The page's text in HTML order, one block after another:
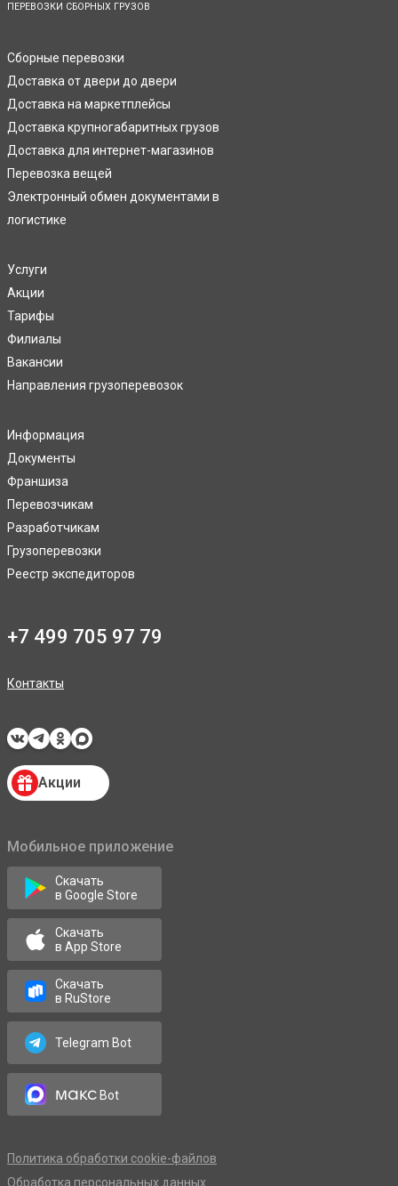
ПЕРЕВОЗКИ СБОРНЫХ ГРУЗОВ
Сборные перевозки
Доставка от двери до двери
Доставка на маркетплейсы
Доставка крупногабаритных грузов
Доставка для интернет-магазинов
Перевозка вещей
Электронный обмен документами в
логистике
Услуги
Акции
Тарифы
Филиалы
Вакансии
Направления грузоперевозок
Информация
Документы
Франшиза
Перевозчикам
Разработчикам
Грузоперевозки
Реестр экспедиторов
+7 499 705 97 79
Контакты
Акции
Мобильное приложение
Скачать
в Google Store
Скачать
в App Store
Скачать
в RuStore
Telegram Bot
максBot
Политика обработки cookie-файлов
Обработка персональных данных